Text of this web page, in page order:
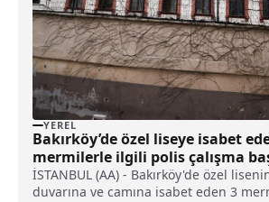
YEREL
Bakırköy’de özel liseye isabet
mermilerle ilgili polis çalışma
haberi
İSTANBUL (AA) - Bakırköy'de özel
duvarına ve camına isabet eden 3